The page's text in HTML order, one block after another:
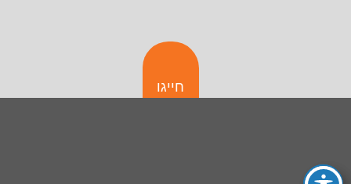
חייגו